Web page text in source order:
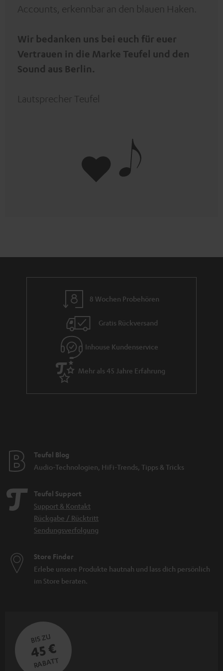
Accounts, erkennbar an den blauen Haken.
Wir bedanken uns bei euch für euer
Vertrauen in die Marke Teufel und den
Sound aus Berlin.
Lautsprecher Teufel
8 Wochen Probehören
Gratis Rückversand
Inhouse Kundenservice
Mehr als 45 Jahre Erfahrung
Teufel Blog
Audio-Technologien, HiFi-Trends, Tipps & Tricks
Teufel Support
Support & Kontakt
Rückgabe / Rücktritt
Sendungsverfolgung
Store Finder
Erlebe unsere Produkte hautnah und lass dich persönlich
im Store beraten.
BIS ZU
45 €
RABATT